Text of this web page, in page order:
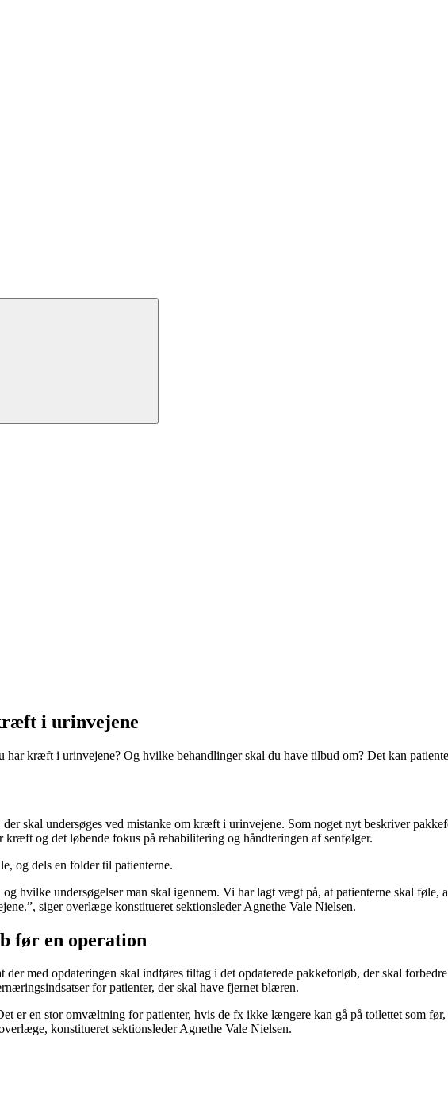
i urinvejene
kræft i urinvejene? Og hvilke behandlinger skal du have tilbud om? Det kan
skal undersøges ved mistanke om kræft i urinvejene. Som noget nyt beskriver
og det løbende fokus på rehabilitering og håndteringen af senfølger.
og dels en folder til patienterne.
hvilke undersøgelser man skal igennem. Vi har lagt vægt på, at patienterne skal føle,
siger overlæge konstitueret sektionsleder Agnethe Vale Nielsen.
før en operation
der med opdateringen skal indføres tiltag i det opdaterede pakkeforløb, der skal
for patienter, der skal have fjernet blæren.
er en stor omvæltning for patienter, hvis de fx ikke længere kan gå på toilettet som
konstitueret sektionsleder Agnethe Vale Nielsen.